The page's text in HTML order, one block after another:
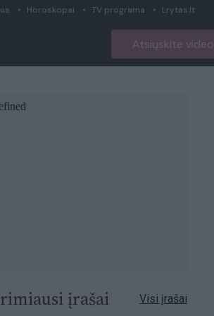
Horoskopai TV programa Lrytas.lt
Atsiųskite video
įrašai Visi įrašai